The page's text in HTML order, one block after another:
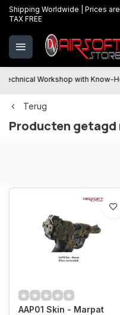
Shipping Worldwide | Prices
TAX FREE
Technical Workshop with Know-
Terug
Producten getagd
AAP01 Skin - Marpat